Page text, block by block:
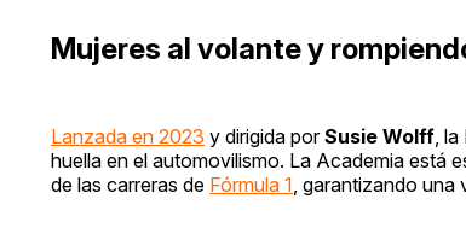
Mujeres al volante y
Lanzada en 2023 y dirigida porSusie Wolff ,
huella en el automovilismo. La Academia está
de las carreras de Fórmula 1 , garantizando